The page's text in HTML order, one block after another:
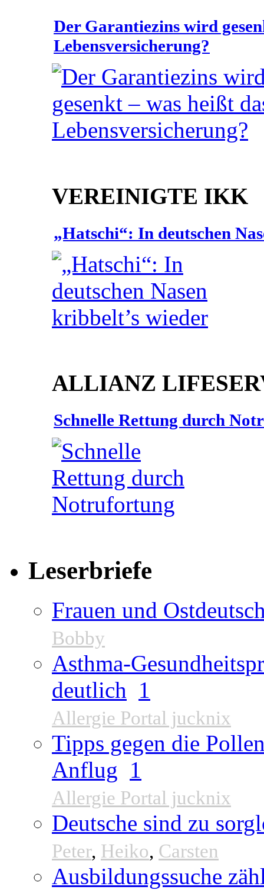
Der Garantiezins wird
Lebensversicherung?
VEREINIGTE IKK
„Hatschi“: In deutschen
ALLIANZ
Schnelle Rettung durch
Leserbriefe
Frauen und
Bobby
Asthma-
deutlich 1
Allergie Portal jucknix
Tipps gegen die
Anflug 1
Allergie Portal jucknix
Deutsche sind zu
Peter, Heiko, Carsten
Ausbildungssuche